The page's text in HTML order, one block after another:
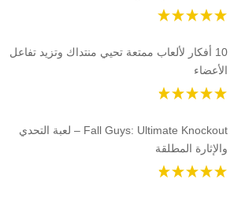
10 أفكار لألعاب ممتعة تحيي منتداك وتزيد تفاعل
الأعضاء
Fall Guys: Ultimate Knockout – لعبة التحدي
والإثارة المطلقة